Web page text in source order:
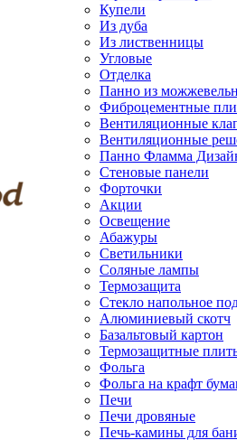
Купели
Из дуба
Из лиственницы
Угловые
Отделка
Панно из
Фиброцементные
Вентиляционные
Вентиляционные
Панно Фламма
Стеновые панели
Форточки
Акции
Освещение
Абажуры
Светильники
Соляные лампы
Термозащита
Стекло напольное
Алюминиевый скотч
Базальтовый картон
Термозащитные
Фольга
Фольга на крафт
Печи
Печи дровяные
Печь-камины для